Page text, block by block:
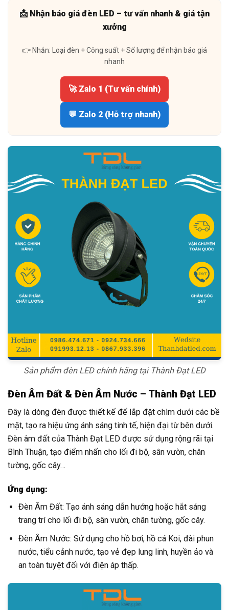
📩 Nhận báo giá đèn LED – tư vấn nhanh & giá tận
xưởng
👉 Nhắn: Loại đèn + Công suất + Số lượng để nhận báo giá
nhanh
🚀 Zalo 1 (Tư vấn chính)
💬 Zalo 2 (Hỗ trợ nhanh)
Sản phẩm đèn LED chính hãng tại Thành Đạt LED
Đèn Âm Đất & Đèn Âm Nước – Thành Đạt LED
Đây là dòng đèn được thiết kế để lắp đặt chìm dưới các bề
mặt, tạo ra hiệu ứng ánh sáng tinh tế, hiện đại từ bên dưới.
Đèn âm đất của Thành Đạt LED được sử dụng rộng rãi tại
Bình Thuận, tạo điểm nhấn cho lối đi bộ, sân vườn, chân
tường, gốc cây…
Ứng dụng:
Đèn Âm Đất: Tạo ánh sáng dẫn hướng hoặc hắt sáng
trang trí cho lối đi bộ, sân vườn, chân tường, gốc cây.
Đèn Âm Nước: Sử dụng cho hồ bơi, hồ cá Koi, đài phun
nước, tiểu cảnh nước, tạo vẻ đẹp lung linh, huyền ảo và
an toàn tuyệt đối với điện áp thấp.